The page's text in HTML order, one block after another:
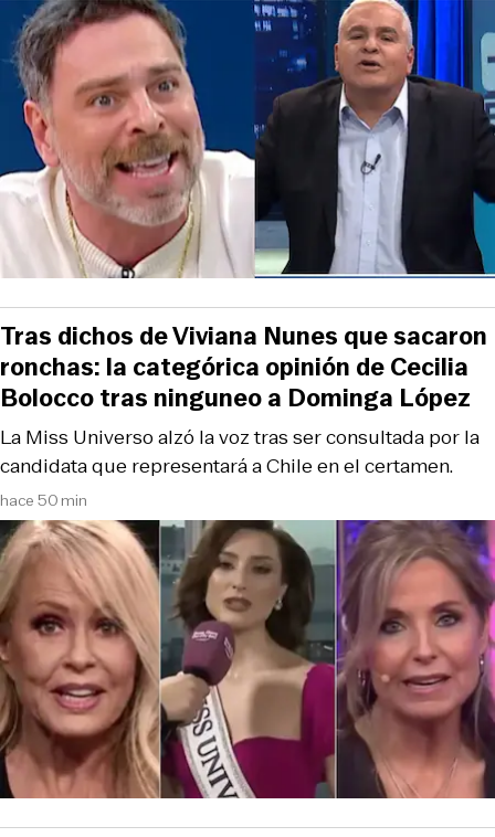
hace 50 min
La Miss Universo alzó la voz tras ser consultada por la
candidata que representará a Chile en el certamen.
Tras dichos de Viviana Nunes que sacaron
ronchas: la categórica opinión de Cecilia
Bolocco tras ninguneo a Dominga López